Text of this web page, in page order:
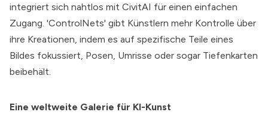
integriert sich nahtlos mit CivitAI für einen einfachen
Zugang. 'ControlNets' gibt Künstlern mehr Kontrolle über
ihre Kreationen, indem es auf spezifische Teile eines
Bildes fokussiert, Posen, Umrisse oder sogar Tiefenkarten
beibehält.
Eine weltweite Galerie für KI-Kunst